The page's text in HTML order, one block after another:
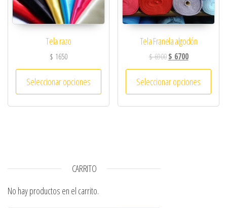
Tela razo
$ 1650
Seleccionar opciones
Tela Franela algodón
$6900 $ 6700
Seleccionar opciones
CARRITO
No hay productos en el carrito.